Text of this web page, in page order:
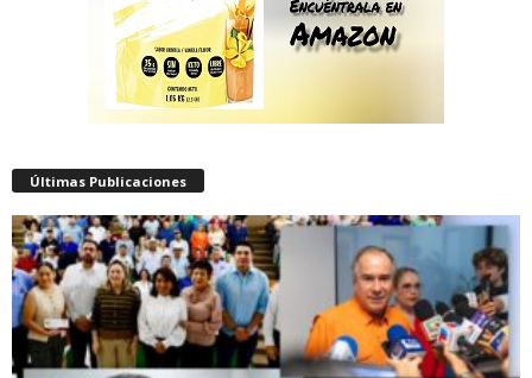
Últimas Publicaciones